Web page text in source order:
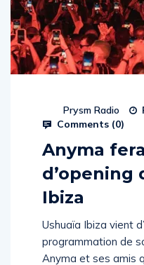
Prysm Radio
Comments (0)
Anyma
d’opening
Ibiza
Ushuaïa Ibiza vient
programmation de
Anyma et ses amis